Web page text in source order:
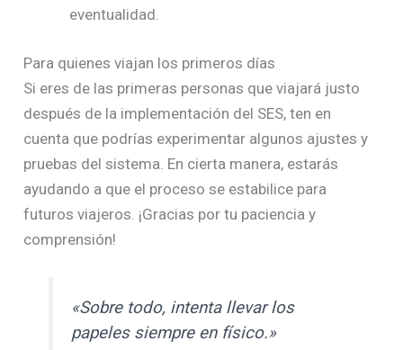
eventualidad.
Para quienes viajan los primeros días
Si eres de las primeras personas que viajará justo
después de la implementación del SES, ten en
cuenta que podrías experimentar algunos ajustes y
pruebas del sistema. En cierta manera, estarás
ayudando a que el proceso se estabilice para
futuros viajeros. ¡Gracias por tu paciencia y
comprensión!
«Sobre todo, intenta llevar los
papeles siempre en físico.»